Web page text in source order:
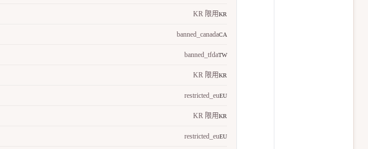
KR 限用KR
banned_canadaCA
banned_tfdaTW
KR 限用KR
restricted_euEU
KR 限用KR
restricted_euEU